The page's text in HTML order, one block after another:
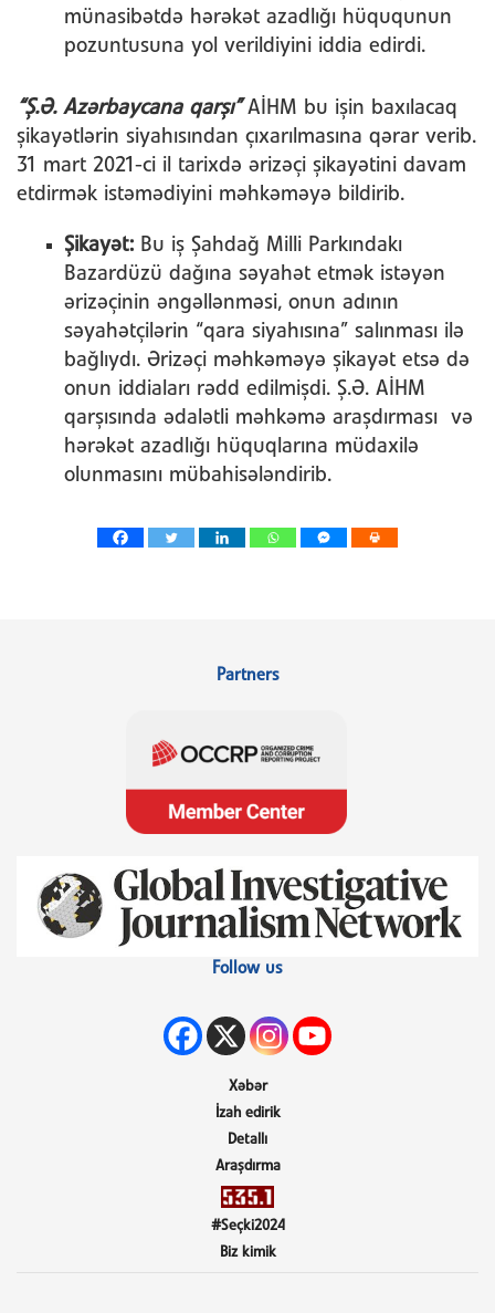
münasibətdə hərəkət azadlığı hüququnun
pozuntusuna yol verildiyini iddia edirdi.
“Ş.Ə. Azərbaycana qarşı” AİHM bu işin baxılacaq
şikayətlərin siyahısından çıxarılmasına qərar verib.
31 mart 2021-ci il tarixdə ərizəçi şikayətini davam
etdirmək istəmədiyini məhkəməyə bildirib.
Şikayət:Bu iş Şahdağ Milli Parkındakı
Bazardüzü dağına səyahət etmək istəyən
ərizəçinin əngəllənməsi, onun adının
səyahətçilərin “qara siyahısına” salınması ilə
bağlıydı. Ərizəçi məhkəməyə şikayət etsə də
onun iddiaları rədd edilmişdi. Ş.Ə. AİHM
qarşısında ədalətli məhkəmə araşdırması və
hərəkət azadlığı hüquqlarına müdaxilə
olunmasını mübahisələndirib.
Partners
Follow us
Xəbər
İzah edirik
Detallı
Araşdırma
#Seçki2024
Biz kimik